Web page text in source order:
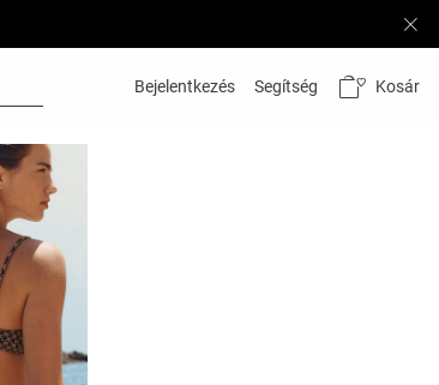
Bejelentkezés Segítség Kosár